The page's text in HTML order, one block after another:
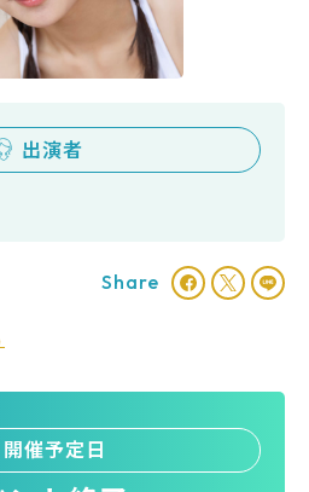
出演者
Share
開催予定日